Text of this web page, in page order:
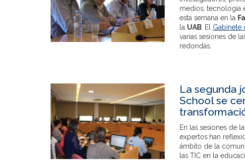
medios, tecnología
esta semana en la
la UAB. El Gabinete
varias sesiones de
redondas.
La segunda
School se
En las sesiones de
expertos han
ámbito de la
las TIC en la